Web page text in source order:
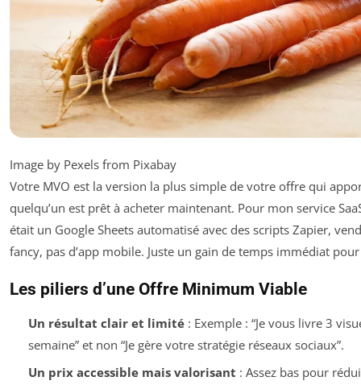
Image by Pexels from Pixabay
Votre MVO est la version la plus simple de votre offre qui
quelqu’un est prêt à acheter maintenant. Pour mon service
était un Google Sheets automatisé avec des scripts Zapier,
fancy, pas d’app mobile. Juste un gain de temps immédiat
Les piliers d’une Offre Minimum Viable
Un résultat clair et limité: Exemple : “Je vous livre 3
semaine” et non “Je gère votre stratégie réseaux sociaux”.
Un prix accessible mais valorisant : Assez bas pour